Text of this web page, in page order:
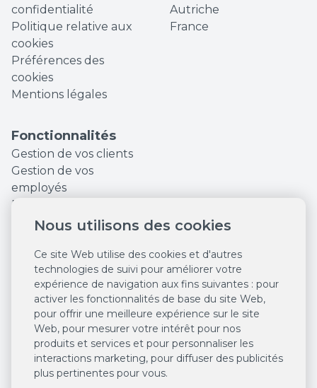
Nous utilisons des cookies
Ce site Web utilise des cookies et d'autres
technologies de suivi pour améliorer votre
expérience de navigation aux fins suivantes : pour
activer les fonctionnalités de base du site Web,
pour offrir une meilleure expérience sur le site
Web, pour mesurer votre intérêt pour nos
produits et services et pour personnaliser les
interactions marketing, pour diffuser des publicités
plus pertinentes pour vous.
confidentialité
Politique relative aux
cookies
Préférences des
cookies
Mentions légales
Autriche
France
Fonctionnalités
Gestion de vos clients
Gestion de vos
employés
Finances et Statistiques
Augmentez votre
Outils marketing
Réservations en ligne
24/7
Système de caisse
Des ventes en ligne
24/7
Agenda intelligent
Salonkee Payments